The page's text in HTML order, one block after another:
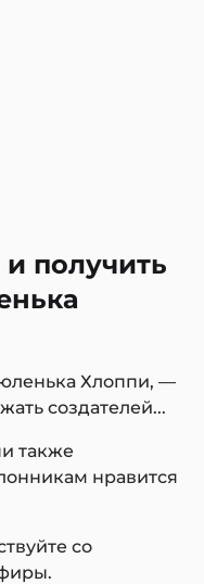
и получить
Хлоппи, —
создателей...
также
нравится
со